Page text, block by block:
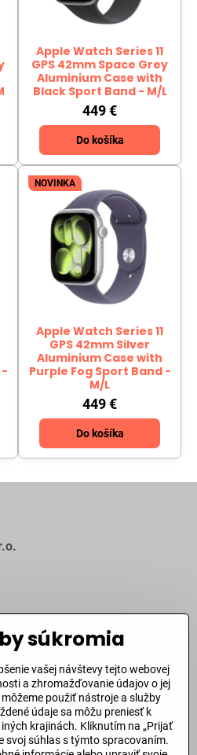
Apple Watch Series 11
GPS 42mm Space Grey
Aluminium Case with
Black Sport Band - M/L
449 €
Do košíka
-
NOVINKA
Apple Watch Series 11
GPS 42mm Silver
Aluminium Case with
Purple Fog Sport Band -
M/L
449 €
Do košíka
doby tovaru sa môžete
prostredníctvomemailu.
súkromia
vašej návštevy tejto webovej
a zhromažďovanie údajov o jej
použiť nástroje a služby
údaje sa môžu preniesť k
krajinách. Kliknutím na „Prijať
svoj súhlas s týmto spracovaním.